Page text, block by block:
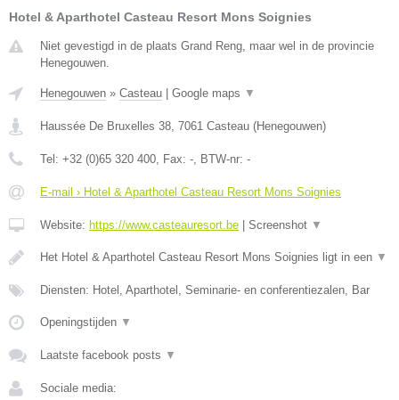
Hotel & Aparthotel Casteau Resort Mons Soignies
Niet gevestigd in de plaats Grand Reng, maar wel in de provincie
Henegouwen.
Henegouwen » Casteau Google maps ▼
Haussée De Bruxelles 38, 7061 Casteau (Henegouwen)
Tel: +32 (0)65 320 400, Fax: -, BTW-nr: -
E-mail › Hotel & Aparthotel Casteau Resort Mons Soignies
Website: https://www.casteauresort.be Screenshot ▼
Het Hotel & Aparthotel Casteau Resort Mons Soignies ligt in een ▼
Diensten: Hotel, Aparthotel, Seminarie- en conferentiezalen, Bar
Openingstijden ▼
Laatste facebook posts ▼
Sociale media: